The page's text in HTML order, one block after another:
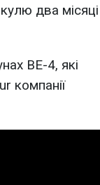
два місяці
BE-4, які
компанії